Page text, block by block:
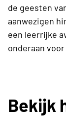
de geesten
aanwezigen
een leerrijke
onderaan voor
Bekijk